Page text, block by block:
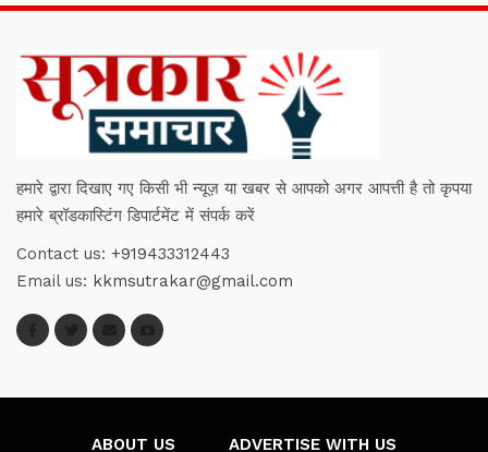
हमारे द्वारा दिखाए गए किसी भी न्यूज़ या खबर से आपको अगर आपत्ती है तो कृपया
हमारे ब्रॉडकास्टिंग डिपार्टमेंट में संपर्क करें
Contact us: +919433312443
Email us: kkmsutrakar@gmail.com
ABOUT US ADVERTISE WITH US